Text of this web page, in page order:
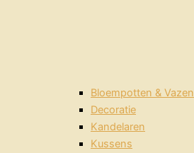
Bloempotten & Vazen
Decoratie
Kandelaren
Kussens